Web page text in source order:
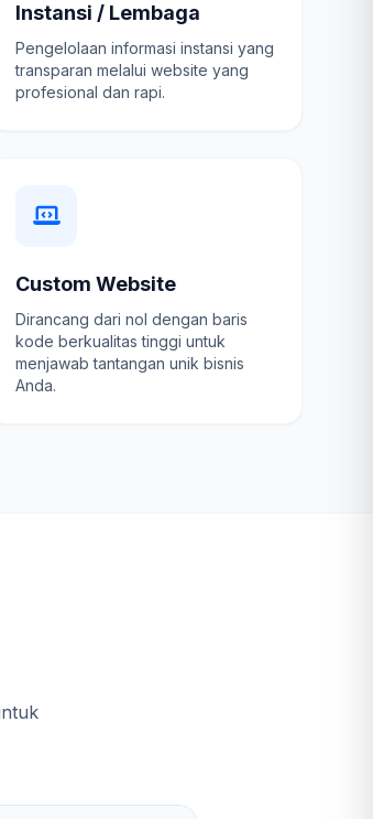
Instansi / Lembaga
Pengelolaan informasi instansi yang
transparan melalui website yang
profesional dan rapi.
Custom Website
Dirancang dari nol dengan baris
kode berkualitas tinggi untuk
menjawab tantangan unik bisnis
Anda.